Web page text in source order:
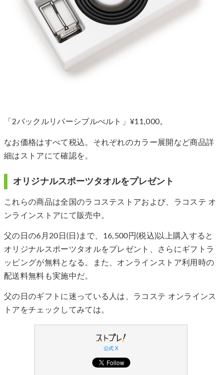
「2バックルリバーシブルべルト」¥11,000。
なお価格はすべて税込。それぞれのカラー展開など商品詳
細はストアにて確認を。
オリジナルスポーツタオルをプレゼント
これらの商品は全国のラコステストアおよび、ラコステ オ
ンラインストアにて販売中。
父の日の6月20日(日)まで、16,500円(税込)以上購入すると
オリジナルスポーツタオルをプレゼント、さらにギフトラ
ッピングが無料となる。また、オンラインストア利用時の
配送料無料も実施中だ。
父の日のギフトに迷っている人は、ラコステ オンラインス
トアをチェックしてみては。
公式 X